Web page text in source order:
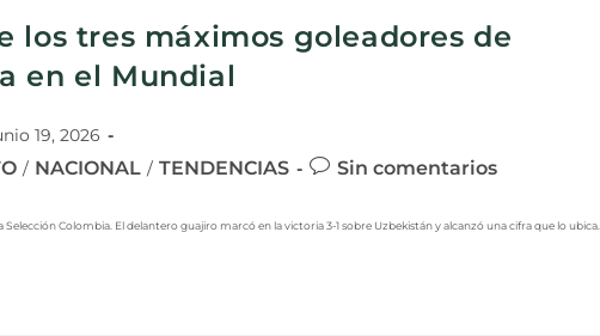
los tres máximos goleadores de
en el Mundial
19, 2026
/ NACIONAL / TENDENCIAS Sin comentarios
Colombia. El delantero guajiro marcó en la victoria 3-1 sobre Uzbekistán y alcanzó una cifra que lo ubica…